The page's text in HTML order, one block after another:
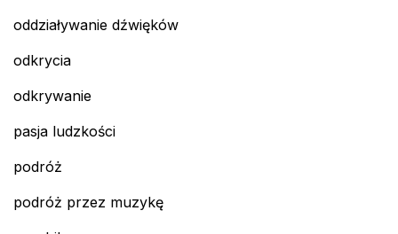
oddziaływanie dźwięków
odkrycia
odkrywanie
pasja ludzkości
podróż
podróż przez muzykę